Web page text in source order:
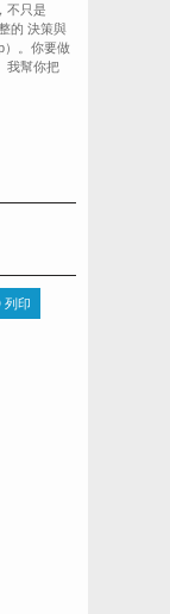
不只是
的 決策與
）。你要做
我幫你把
列印